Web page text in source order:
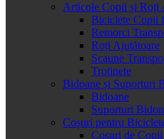
Articole Copii și Roți
Biciclete Copii
Remorci
Roți Ajutătoare
Scaune
Trotinete
Bidoane și Suporturi
Bidoane
Suporturi Bidon
Coșuri pentru
Cosuri de Copii